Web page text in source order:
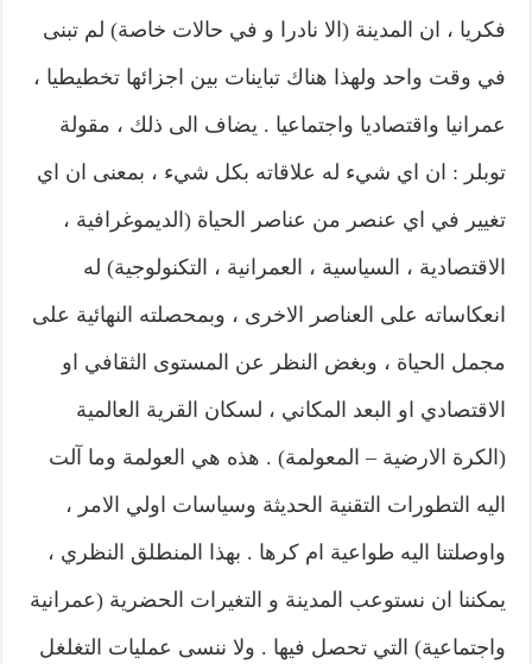
فكريا ، ان المدينة (الا نادرا و في حالات خاصة) لم تبنى
في وقت واحد ولهذا هناك تباينات بين اجزائها تخطيطيا ،
عمرانيا واقتصاديا واجتماعيا . يضاف الى ذلك ، مقولة
توبلر : ان اي شيء له علاقاته بكل شيء ، بمعنى ان اي
تغيير في اي عنصر من عناصر الحياة (الديموغرافية ،
الاقتصادية ، السياسية ، العمرانية ، التكنولوجية) له
انعكاساته على العناصر الاخرى ، وبمحصلته النهائية على
مجمل الحياة ، وبغض النظر عن المستوى الثقافي او
الاقتصادي او البعد المكاني ، لسكان القرية العالمية
(الكرة الارضية – المعولمة) . هذه هي العولمة وما آلت
اليه التطورات التقنية الحديثة وسياسات اولي الامر ،
واوصلتنا اليه طواعية ام كرها . بهذا المنطلق النظري ،
يمكننا ان نستوعب المدينة و التغيرات الحضرية (عمرانية
واجتماعية) التي تحصل فيها . ولا ننسى عمليات التغلغل